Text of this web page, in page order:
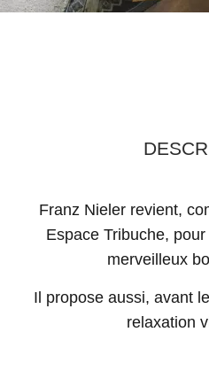
Franz Nieler revient,
Espace Tribuche,
merveilleux
Il propose aussi, avant
relaxation